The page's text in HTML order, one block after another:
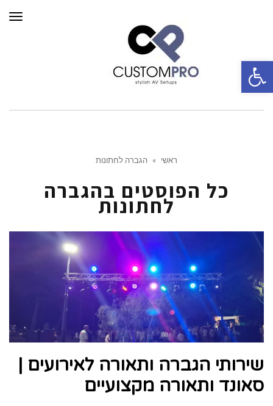
ראשי » הגברה לחתונות
כל הפוסטים בהגברה
לחתונות
שירותי הגברה ותאורה לאירועים |
סאונד ותאורה מקצועיים
פתח סרגל נגישות